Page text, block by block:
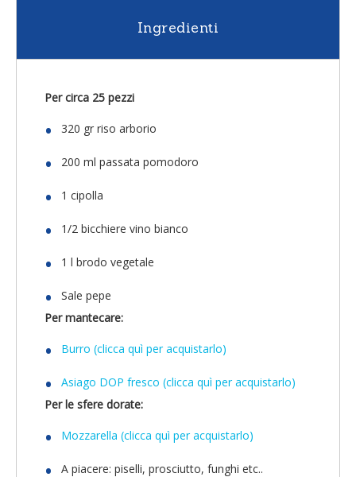
Ingredienti
Per circa 25 pezzi
320 gr riso arborio
200 ml passata pomodoro
1 cipolla
1/2 bicchiere vino bianco
1 l brodo vegetale
Sale pepe
Per mantecare:
Burro (clicca quì per acquistarlo)
Asiago DOP fresco (clicca quì per acquistarlo)
Per le sfere dorate:
Mozzarella (clicca quì per acquistarlo)
A piacere: piselli, prosciutto, funghi etc..